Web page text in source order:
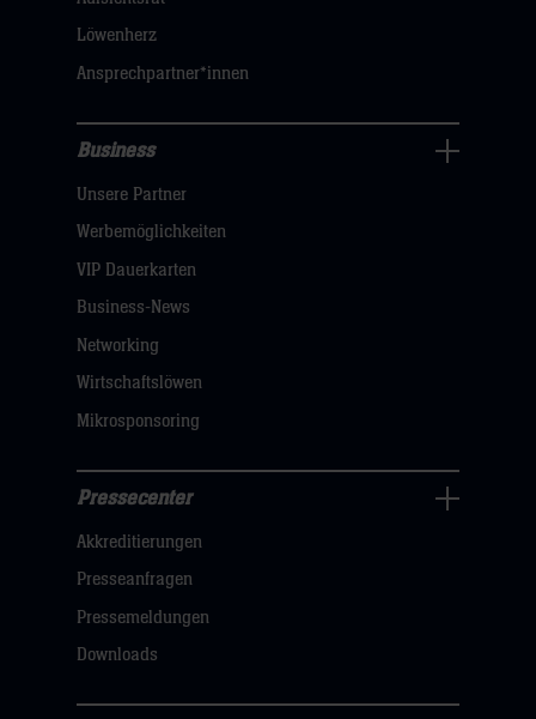
hier
Löwenherz
Ansprechpartner*innen
Navigation
öffnen,
dann
klicken
Business
Unsere Partner
Werbemöglichkeiten
VIP Dauerkarten
Business-News
Networking
Wirtschaftslöwen
Mikrosponsoring
Navigation
öffnen,
dann
klicken
hier
Pressecenter
Akkreditierungen
Presseanfragen
Pressemeldungen
Downloads